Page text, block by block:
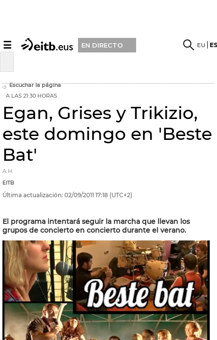
☰ EN DIRECTO EU
Escuchar la página
A LAS 21:30 HORAS
Egan, Grises y Trikizio,
este domingo en 'Beste
Bat'
A.H.
EITB
Última actualización: 02/09/2011 17:18 (UTC+2)
El programa intentará seguir la marcha que llevan los
grupos de concierto en concierto durante el verano.